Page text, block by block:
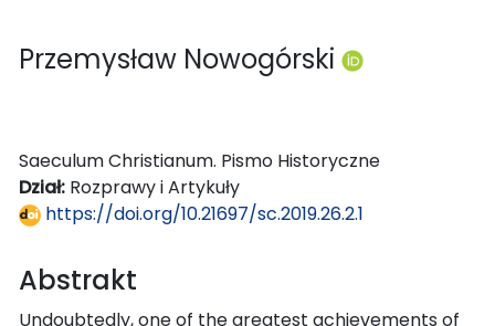
Przemysław Nowogórski
Saeculum Christianum. Pismo Historyczne
Dział: Rozprawy i Artykuły
https://doi.org/10.21697/sc.2019.26.2.1
Abstrakt
Undoubtedly, one of the greatest achievements of